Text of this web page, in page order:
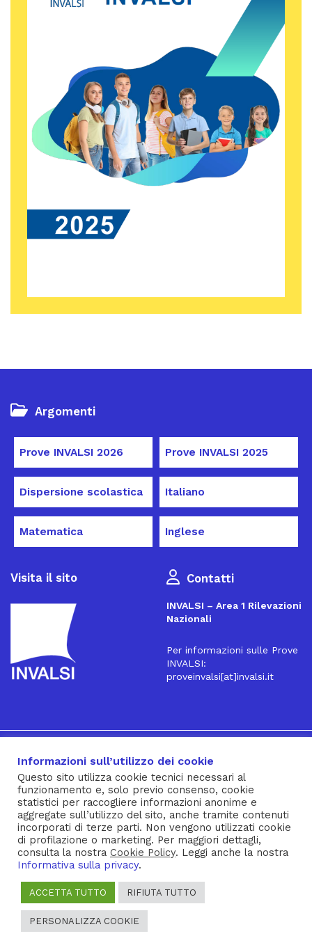
Argomenti
Prove INVALSI 2026 Prove INVALSI 2025
Dispersione scolastica Italiano
Matematica Inglese
Visita il sito Contatti
INVALSI – Area 1 Rilevazioni
Nazionali
Per informazioni sulle Prove
INVALSI:
proveinvalsi[at]invalsi.it
Iscriviti alla Newsletter
® INVALSI – Via Ippolito Nievo, 35 – 00153 ROMA – tel. 06
941851 – fax 06 94185215 – c.f. 92000450582
Privacy Policy– Cookie Policy –Note Legali–Social Media
Policy
Informazioni sull’utilizzo dei cookie
Questo sito utilizza cookie tecnici necessari al
funzionamento e, solo previo consenso, cookie
statistici per raccogliere informazioni anonime e
aggregate sull’utilizzo del sito, anche tramite contenuti
incorporati di terze parti. Non vengono utilizzati cookie
di profilazione o marketing. Per maggiori dettagli,
consulta la nostra Cookie Policy. Leggi anche la nostra
Informativa sulla privacy.
ACCETTA TUTTO RIFIUTA TUTTO
PERSONALIZZA COOKIE